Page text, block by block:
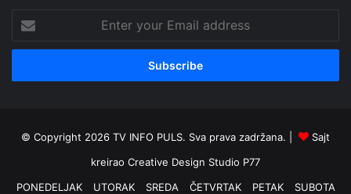
your
Email
© Copyright 2026 TV INFO PULS. Sva prava zadržana. |
Sajt
kreirao Creative Design Studio P77
PONEDELJAK
UTORAK SREDA ČETVRTAK PETAK SUBOTA